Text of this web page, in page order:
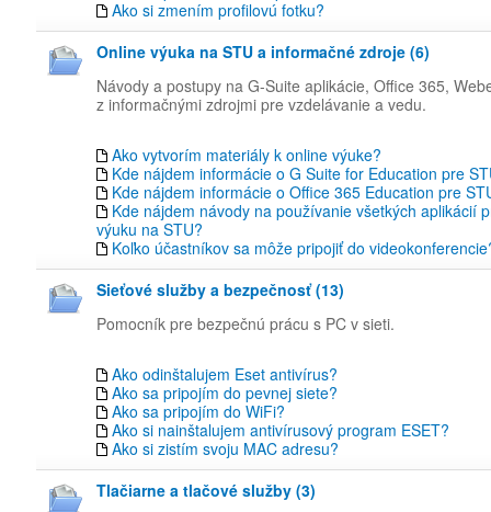
Ako si zmením profilovú fotku?
Online výuka na STU a informačné zdroje (6)
Návody a postupy na G-Suite aplikácie, Office 365,
z informačnými zdrojmi pre vzdelávanie a vedu.
Ako vytvorím materiály k online výuke?
Kde nájdem informácie o G Suite for Education pre
Kde nájdem informácie o Office 365 Education pre
Kde nájdem návody na používanie všetkých aplikácií
výuku na STU?
Koľko účastníkov sa môže pripojiť do
Sieťové služby a bezpečnosť (13)
Pomocník pre bezpečnú prácu s PC v sieti.
Ako odinštalujem Eset antivírus?
Ako sa pripojím do pevnej siete?
Ako sa pripojím do WiFi?
Ako si nainštalujem antivírusový program ESET?
Ako si zistím svoju MAC adresu?
Tlačiarne a tlačové služby (3)